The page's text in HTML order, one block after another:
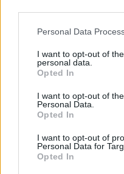
Personal Data
I want to opt-out of
personal data.
Opted In
I want to opt-out of
Personal Data.
Opted In
I want to opt-out of
Personal Data for
Opted In